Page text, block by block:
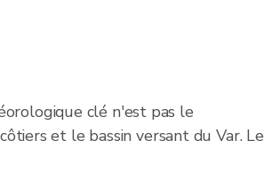
clé n'est pas le
et le bassin versant du Var. Le